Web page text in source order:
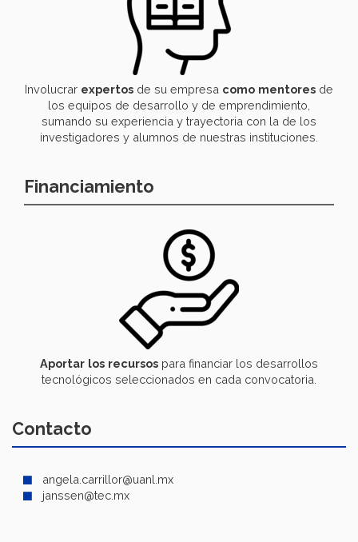
Involucrar expertos de su empresa como mentores de
los equipos de desarrollo y de emprendimiento,
sumando su experiencia y trayectoria con la de los
investigadores y alumnos de nuestras instituciones.
Financiamiento
Aportar los recursos para financiar los desarrollos
tecnológicos seleccionados en cada convocatoria.
Contacto
angela.carrillor@uanl.mx
janssen@tec.mx